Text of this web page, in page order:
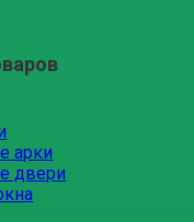
арки
двери